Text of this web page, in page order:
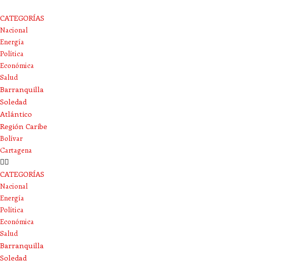
CATEGORÍAS
Nacional
Energía
Política
Económica
Salud
Barranquilla
Soledad
Atlántico
Región Caribe
Bolívar
Cartagena
CATEGORÍAS
Nacional
Energía
Política
Económica
Salud
Barranquilla
Soledad